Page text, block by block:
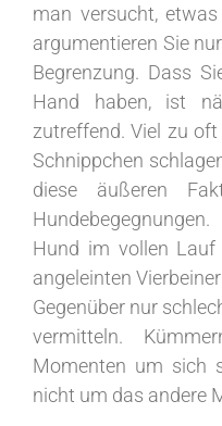
man versucht,
argumentieren Sie
Begrenzung. Dass
Hand haben, ist
zutreffend. Viel zu
Schnippchen
diese äußeren
Hund im vollen
angeleinten
Gegenüber nur
vermitteln.
Momenten um sich
nicht um das andere